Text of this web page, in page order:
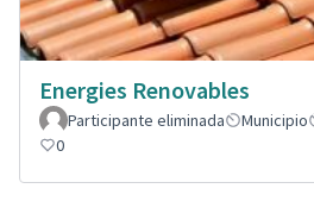
Energies Renovables
Participante eliminada
Municipio
0